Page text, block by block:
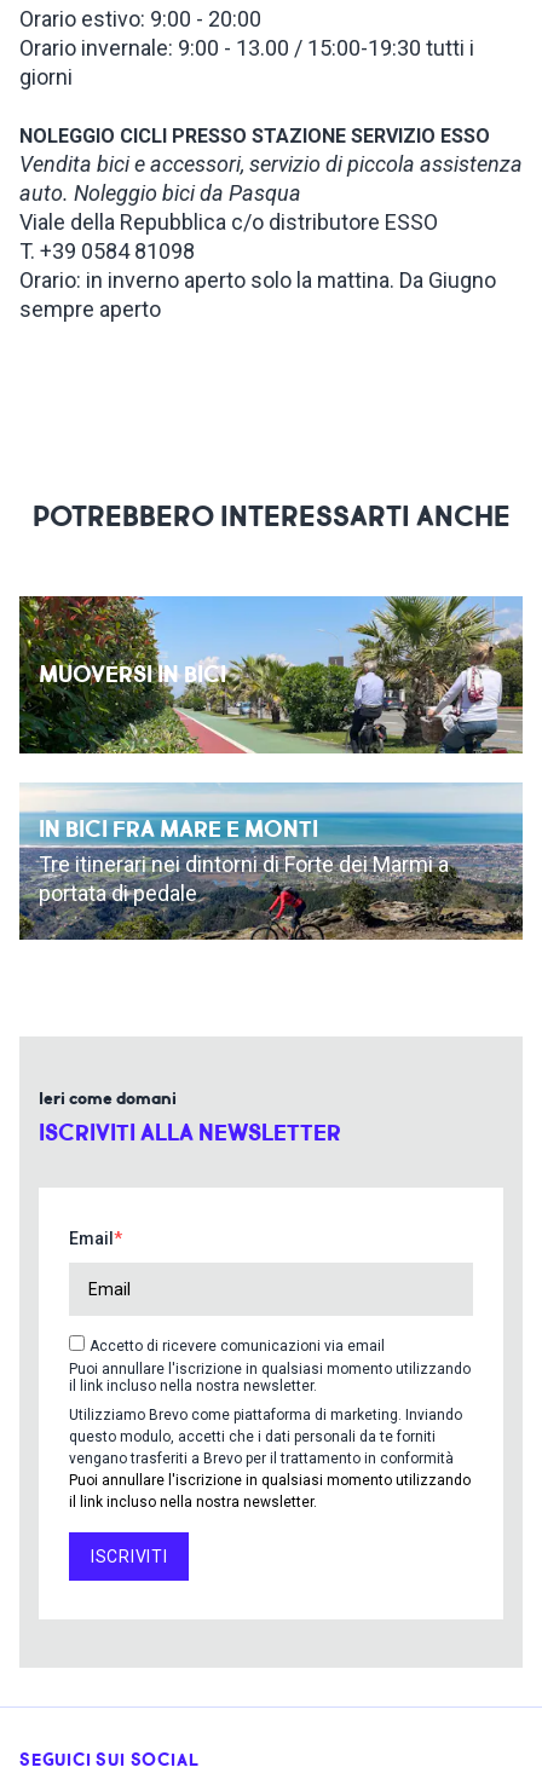
Orario estivo: 9:00 - 20:00
Orario invernale: 9:00 - 13.00 / 15:00-19:30 tutti i
giorni
NOLEGGIO CICLI PRESSO STAZIONE SERVIZIO ESSO
Vendita bici e accessori, servizio di piccola assistenza
auto. Noleggio bici da Pasqua
Viale della Repubblica c/o distributore ESSO
T. +39 0584 81098
Orario: in inverno aperto solo la mattina. Da Giugno
sempre aperto
POTREBBERO INTERESSARTI ANCHE
MUOVERSI IN BICI
IN BICI FRA MARE E MONTI
Tre itinerari nei dintorni di Forte dei Marmi a
portata di pedale
Ieri come domani
ISCRIVITI ALLA NEWSLETTER
Email
Accetto di ricevere comunicazioni via email
Puoi annullare l'iscrizione in qualsiasi momento utilizzando
il link incluso nella nostra newsletter.
Utilizziamo Brevo come piattaforma di marketing. Inviando
questo modulo, accetti che i dati personali da te forniti
vengano trasferiti a Brevo per il trattamento in conformità
Puoi annullare l'iscrizione in qualsiasi momento utilizzando
il link incluso nella nostra newsletter.
ISCRIVITI
SEGUICI SUI SOCIAL